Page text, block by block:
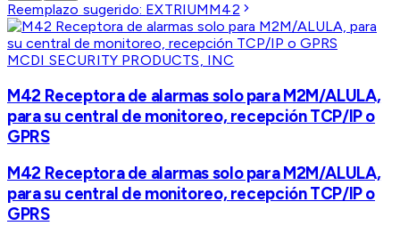
Reemplazo sugerido: EXTRIUMM42
MCDI SECURITY PRODUCTS, INC
M42 Receptora de alarmas solo para M2M/ALULA,
para su central de monitoreo, recepción TCP/IP o
GPRS
M42 Receptora de alarmas solo para M2M/ALULA,
para su central de monitoreo, recepción TCP/IP o
GPRS